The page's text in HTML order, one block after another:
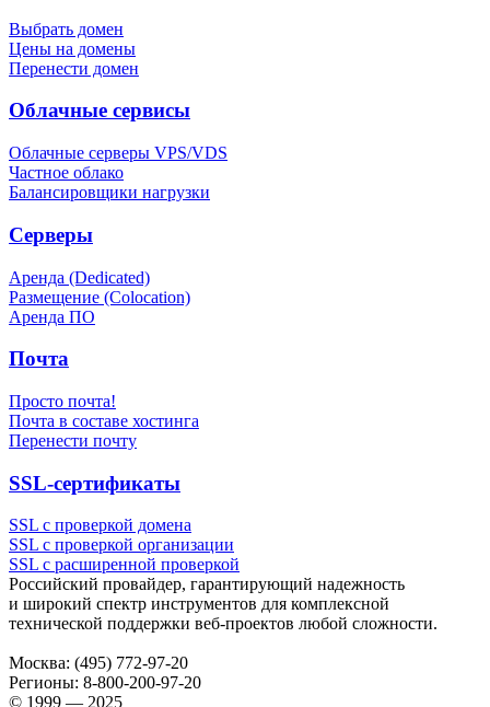
Выбрать домен
Цены на домены
Перенести домен
Облачные сервисы
Облачные серверы VPS/VDS
Частное облако
Балансировщики нагрузки
Серверы
Аренда (Dedicated)
Размещение (Colocation)
Аренда ПО
Почта
Просто почта!
Почта в составе хостинга
Перенести почту
SSL-сертификаты
SSL с проверкой домена
SSL с проверкой организации
SSL с расширенной проверкой
Российский провайдер, гарантирующий надежность
и широкий спектр инструментов для комплексной
технической поддержки веб-проектов любой сложности.
Москва: (495) 772-97-20
Регионы: 8-800-200-97-20
© 1999 — 2025